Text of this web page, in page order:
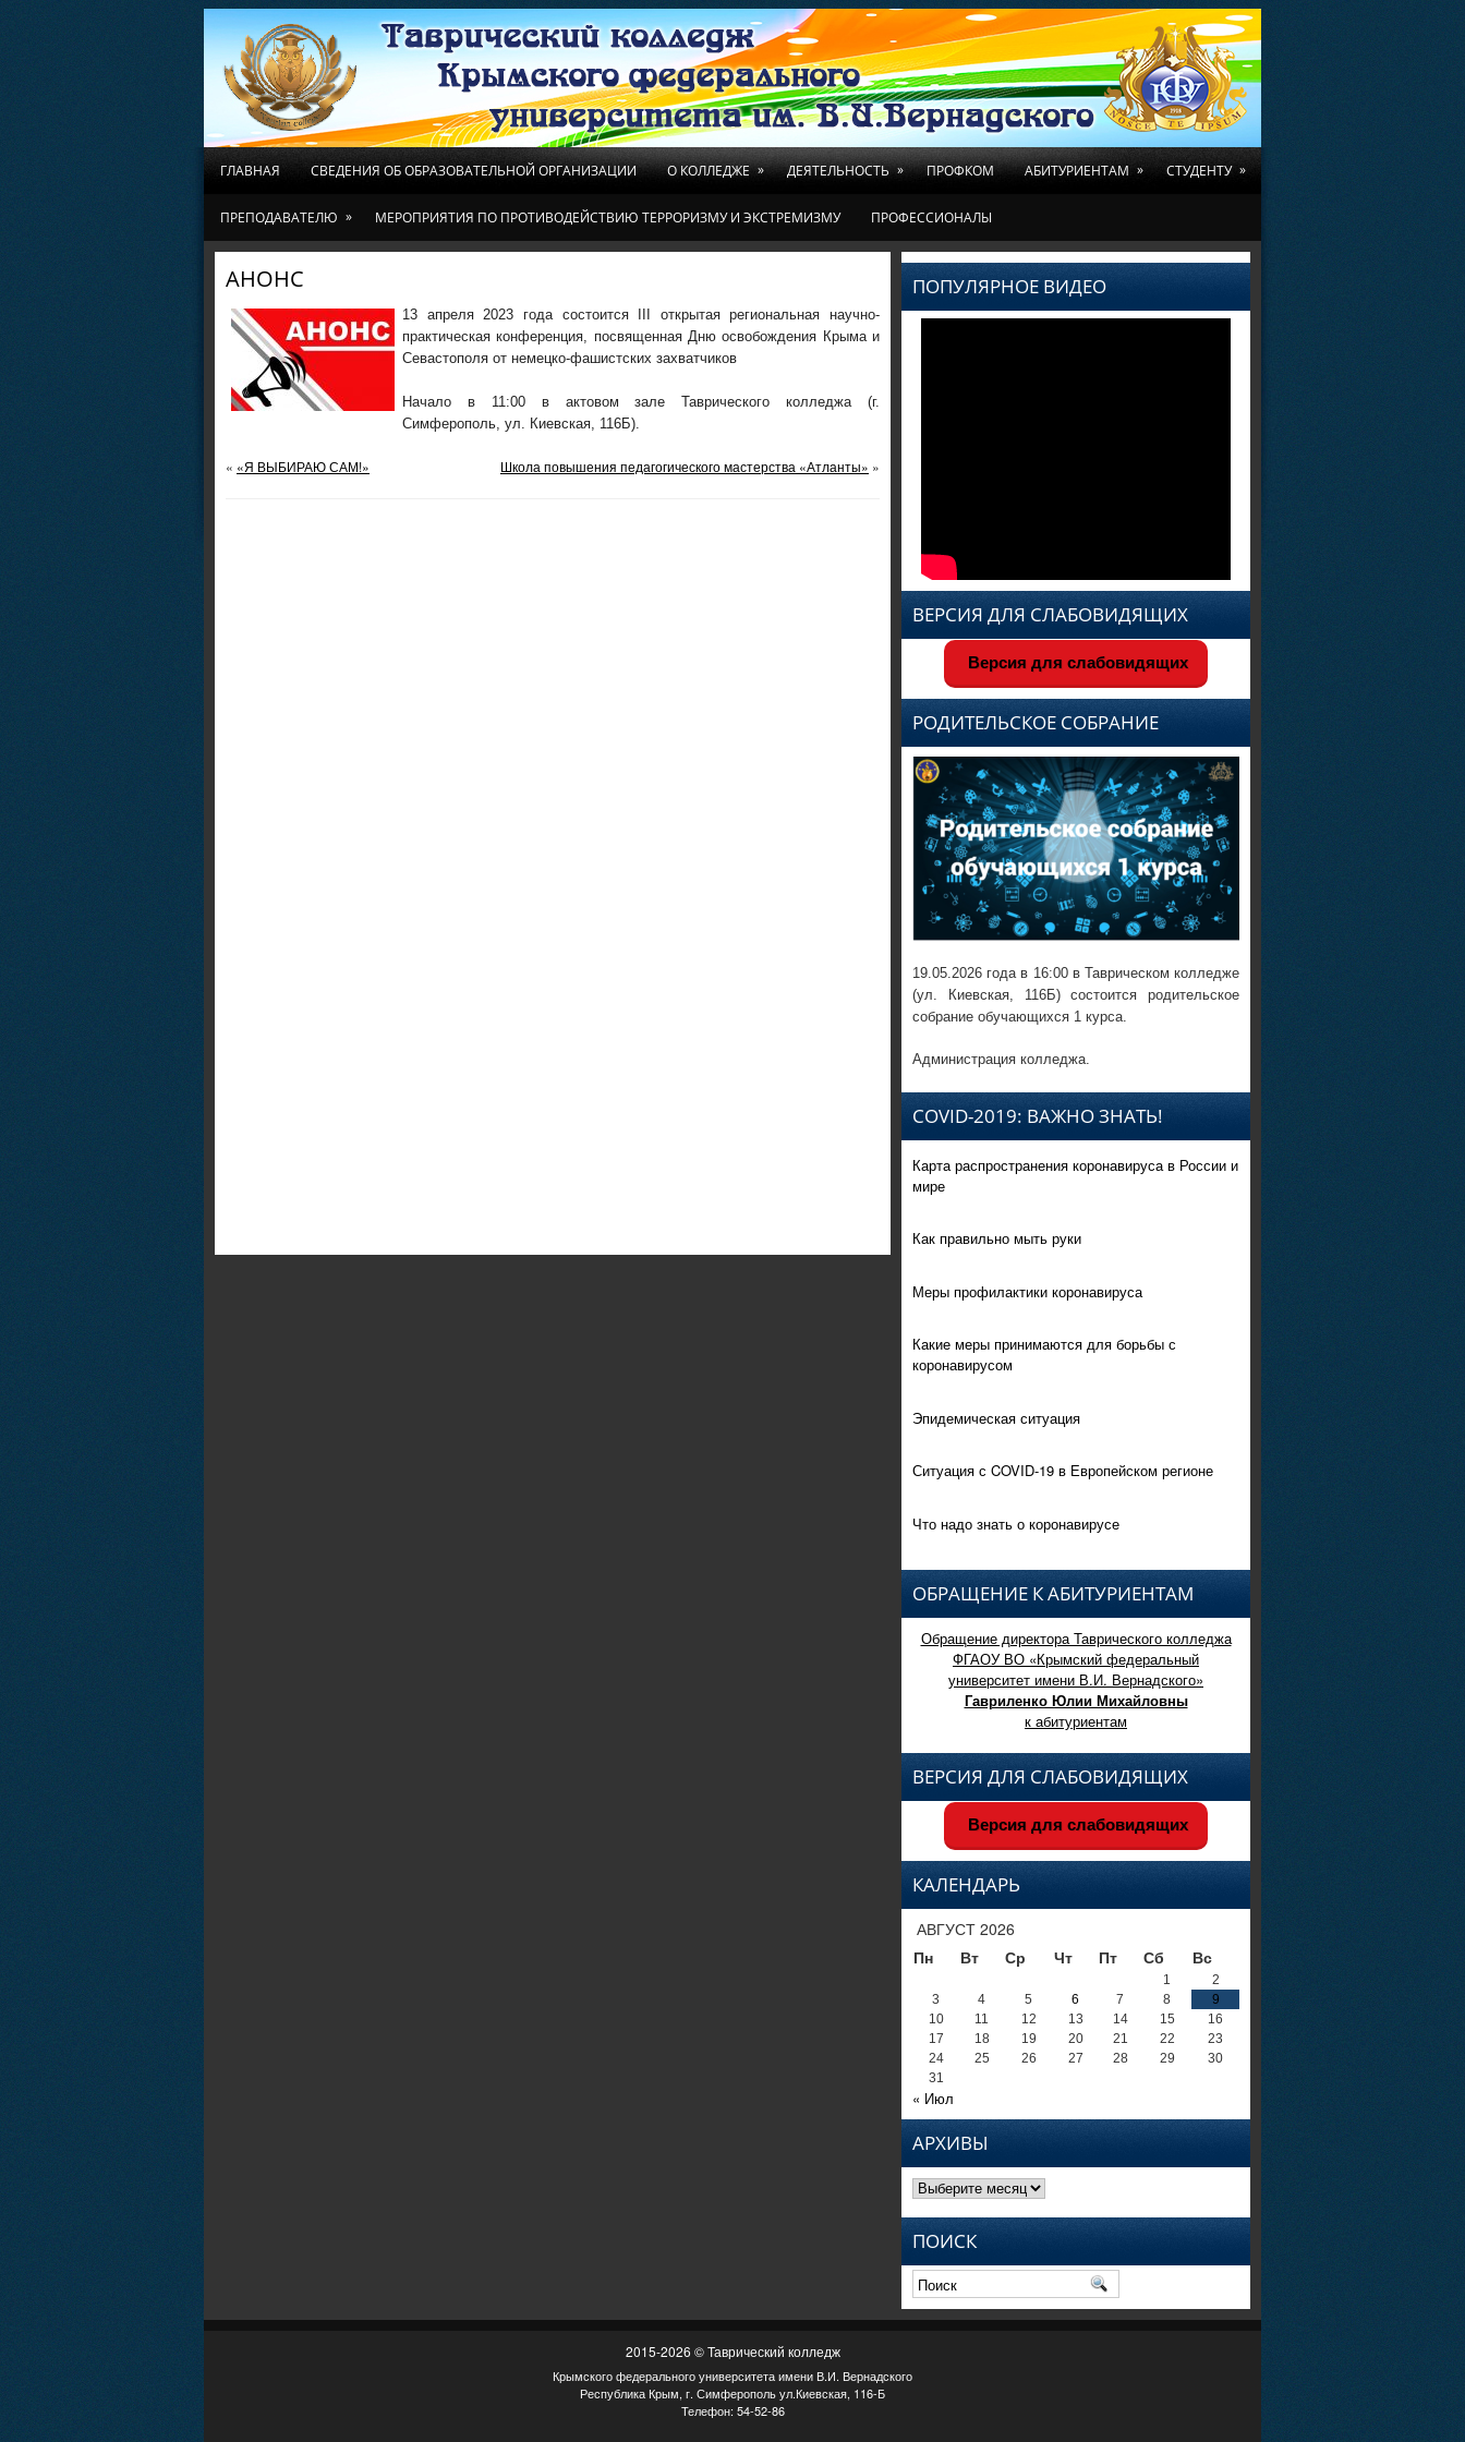
ГЛАВНАЯ СВЕДЕНИЯ ОБ ОБРАЗОВАТЕЛЬНОЙ ОРГАНИЗАЦИИ О КОЛЛЕДЖЕ » ДЕЯТЕЛЬНОСТЬ » ПРОФКОМ АБИТУРИЕНТАМ » СТУДЕНТУ »
ПРЕПОДАВАТЕЛЮ » МЕРОПРИЯТИЯ ПО ПРОТИВОДЕЙСТВИЮ ТЕРРОРИЗМУ И ЭКСТРЕМИЗМУ ПРОФЕССИОНАЛЫ
АНОНС
13 апреля 2023 года состоится III открытая региональная научно-
практическая конференция, посвященная Дню освобождения Крыма и
Севастополя от немецко-фашистских захватчиков
Начало в 11:00 в актовом зале Таврического колледжа (г.
Симферополь, ул. Киевская, 116Б).
« «Я ВЫБИРАЮ САМ!» Школа повышения педагогического мастерства «Атланты» »
ПОПУЛЯРНОЕ ВИДЕО
ВЕРСИЯ ДЛЯ СЛАБОВИДЯЩИХ
Версия для слабовидящих
РОДИТЕЛЬСКОЕ СОБРАНИЕ
19.05.2026 года в 16:00 в Таврическом колледже
(ул. Киевская, 116Б) состоится родительское
собрание обучающихся 1 курса.
Администрация колледжа.
COVID-2019: ВАЖНО ЗНАТЬ!
Карта распространения коронавируса в России и
мире
Как правильно мыть руки
Меры профилактики коронавируса
Какие меры принимаются для борьбы с
коронавирусом
Эпидемическая ситуация
Ситуация с COVID-19 в Европейском регионе
Что надо знать о коронавирусе
ОБРАЩЕНИЕ К АБИТУРИЕНТАМ
Обращение директора Таврического колледжа
ФГАОУ ВО «Крымский федеральный
университет имени В.И. Вернадского»
Гавриленко Юлии Михайловны
к абитуриентам
ВЕРСИЯ ДЛЯ СЛАБОВИДЯЩИХ
Версия для слабовидящих
КАЛЕНДАРЬ
АВГУСТ 2026
Пн
Вт Ср Чт Пт Сб Вс
1
2
3
4 5 6 7 8
9
10
11 12 13 14 15
16
17
18 19 20 21 22
23
24
25 26 27 28 29
30
31
« Июл
АРХИВЫ
Архивы
ПОИСК
2015-2026 © Таврический колледж
Крымского федерального университета имени В.И. Вернадского
Республика Крым, г. Симферополь ул.Киевская, 116-Б
Телефон: 54-52-86